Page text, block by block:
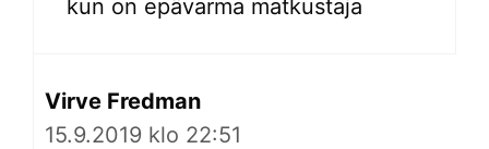
kun on epävarma matkustaja
Virve Fredman
15.9.2019 klo 22:51